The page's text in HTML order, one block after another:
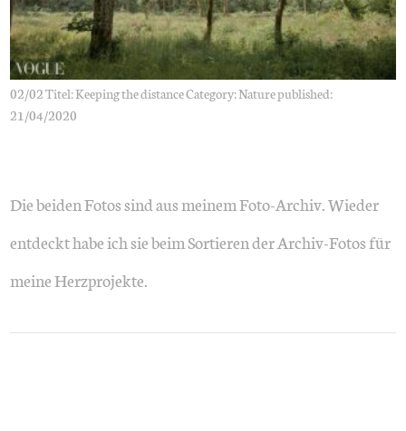
02/02 Titel: Keeping the distance Category: Nature published:
21/04/2020
Die beiden Fotos sind aus meinem Foto-Archiv. Wieder
entdeckt habe ich sie beim Sortieren der Archiv-Fotos für
meine Herzprojekte.